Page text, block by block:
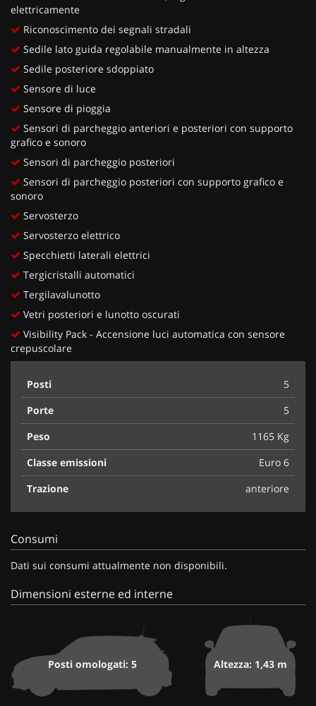
elettricamente
Riconoscimento dei segnali stradali
Sedile lato guida regolabile manualmente in altezza
Sedile posteriore sdoppiato
Sensore di luce
Sensore di pioggia
Sensori di parcheggio anteriori e posteriori con supporto
grafico e sonoro
Sensori di parcheggio posteriori
Sensori di parcheggio posteriori con supporto grafico e
sonoro
Servosterzo
Servosterzo elettrico
Specchietti laterali elettrici
Tergicristalli automatici
Tergilavalunotto
Vetri posteriori e lunotto oscurati
Visibility Pack - Accensione luci automatica con sensore
crepuscolare
Posti
5
Porte
5
Peso
1165 Kg
Classe emissioni
Euro 6
Trazione
anteriore
Consumi
Dati sui consumi attualmente non disponibili.
Dimensioni esterne ed interne
Posti omologati: 5 Altezza: 1,43 m